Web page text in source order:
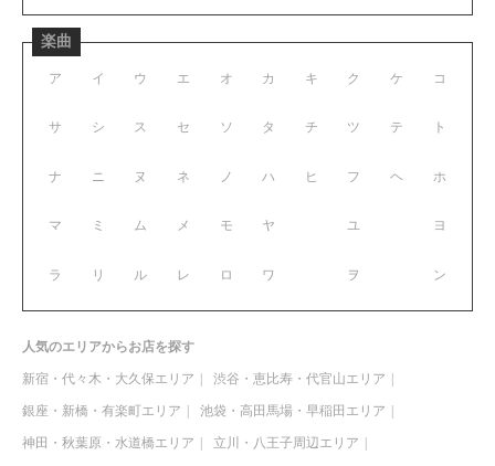
楽曲
ア イ ウ エ オ
サ シ ス セ ソ
ナ ニ ヌ ネ ノ
マ ミ ム メ モ
ラ リ ル レ ロ
カ キ ク ケ コ
タ チ ツ テ ト
ハ ヒ フ ヘ ホ
ヤ ユ ヨ
ワ ヲ ン
人気のエリアからお店を探す
新宿・代々木・大久保エリア 渋谷・恵比寿・代官山エリア
銀座・新橋・有楽町エリア 池袋・高田馬場・早稲田エリア
神田・秋葉原・水道橋エリア 立川・八王子周辺エリア